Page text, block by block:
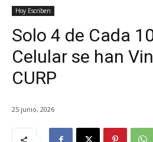
Hoy Escriben
Solo 4 de Cada
Celular se han
CURP
25 junio, 2026